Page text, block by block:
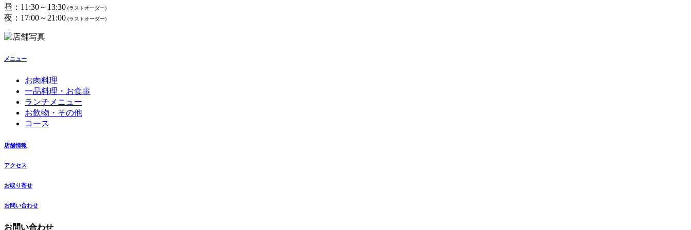
昼：11:30～13:30 (ラストオーダー)
夜：17:00～21:00 (ラストオーダー)
メニュー
お肉料理
一品料理・お食事
ランチメニュー
お飲物・その他
コース
店舗情報
アクセス
お取り寄せ
お問い合わせ
お問い合わせ